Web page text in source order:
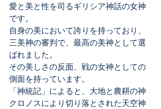
愛と美と性を司るギリシア神話の女神
です。
自身の美において誇りを持っており、
三美神の審判で、最高の美神として選
ばれました。
その美しさの反面、戦の女神としての
側面を持っています。
「神統記」によると、大地と農耕の神
クロノスにより切り落とされた天空神